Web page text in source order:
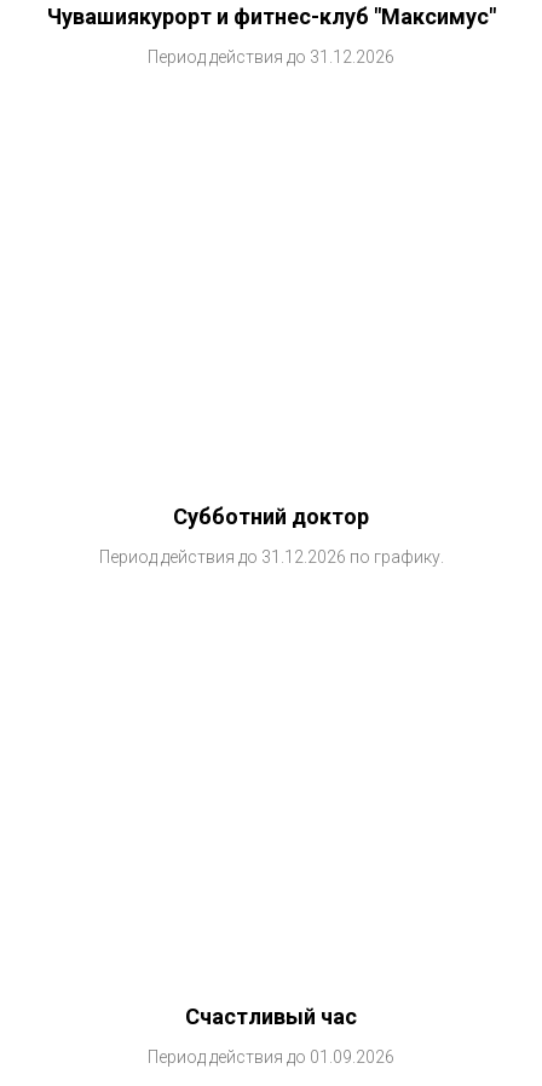
Чувашиякурорт и фитнес-клуб "Максимус"
Период действия до 31.12.2026
Субботний доктор
Период действия до 31.12.2026 по графику.
Счастливый час
Период действия до 01.09.2026